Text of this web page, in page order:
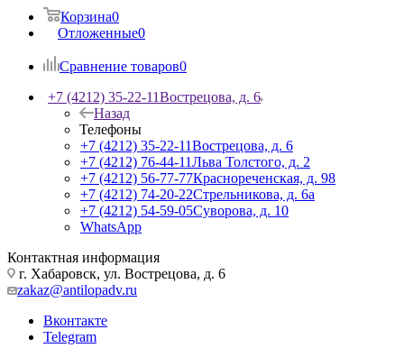
Корзина0
Отложенные0
Сравнение товаров0
+7 (4212) 35-22-11Вострецова, д. 6
Назад
Телефоны
+7 (4212) 35-22-11Вострецова, д. 6
+7 (4212) 76-44-11Льва Толстого, д. 2
+7 (4212) 56-77-77Краснореченская, д. 98
+7 (4212) 74-20-22Стрельникова, д. 6а
+7 (4212) 54-59-05Суворова, д. 10
WhatsApp
Контактная информация
г. Хабаровск, ул. Вострецова, д. 6
zakaz@antilopadv.ru
Вконтакте
Telegram